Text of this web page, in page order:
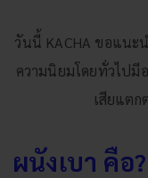
วันนี้ KACHA ขอแนะ
ความนิยมโดยทั่วไป
เสียแตก
ผนังเบา คือ?